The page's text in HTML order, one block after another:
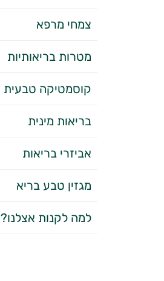
צמחי מרפא
מטרות בריאותיות
קוסמטיקה טבעית
בריאות מינית
אביזרי בריאות
מגזין טבע בריא
למה לקנות אצלנו?